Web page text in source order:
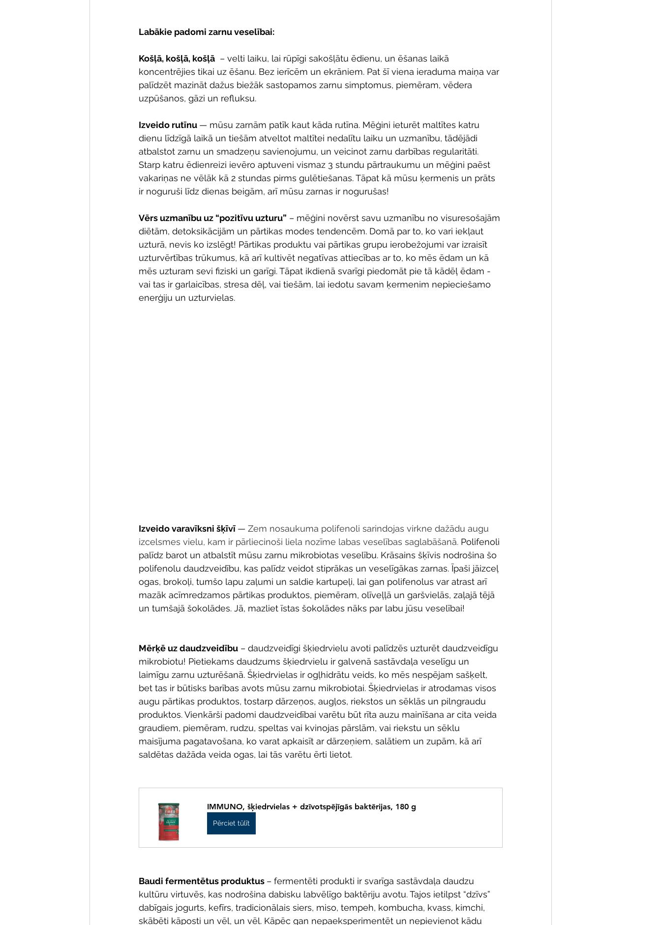
Labākie padomi zarnu veselībai:
Košļā, košļā, košļā – velti laiku, lai rūpīgi sakošļātu ēdienu, un ēšanas laikā
koncentrējies tikai uz ēšanu. Bez ierīcēm un ekrāniem. Pat šī viena ieraduma maiņa var
palīdzēt mazināt dažus biežāk sastopamos zarnu simptomus, piemēram, vēdera
uzpūšanos, gāzi un refluksu.
Izveido rutīnu — mūsu zarnām patīk kaut kāda rutīna. Mēģini ieturēt maltītes katru
dienu līdzīgā laikā un tiešām atveltot maltītei nedalītu laiku un uzmanību, tādējādi
atbalstot zarnu un smadzeņu savienojumu, un veicinot zarnu darbības regularitāti.
Starp katru ēdienreizi ievēro aptuveni vismaz 3 stundu pārtraukumu un mēģini paēst
vakariņas ne vēlāk kā 2 stundas pirms gulētiešanas. Tāpat kā mūsu ķermenis un prāts
ir noguruši līdz dienas beigām, arī mūsu zarnas ir nogurušas!
Vērs uzmanību uz “pozitīvu uzturu” – mēģini novērst savu uzmanību no visuresošajām
diētām, detoksikācijām un pārtikas modes tendencēm. Domā par to, ko vari iekļaut
uzturā, nevis ko izslēgt! Pārtikas produktu vai pārtikas grupu ierobežojumi var izraisīt
uzturvērtības trūkumus, kā arī kultivēt negatīvas attiecības ar to, ko mēs ēdam un kā
mēs uzturam sevi fiziski un garīgi. Tāpat ikdienā svarīgi piedomāt pie tā kādēļ ēdam -
vai tas ir garlaicības, stresa dēļ, vai tiešām, lai iedotu savam ķermenim nepieciešamo
enerģiju un uzturvielas.
Izveido varavīksni šķīvī — Zem nosaukuma polifenoli sarindojas virkne dažādu augu
izcelsmes vielu, kam ir pārliecinoši liela nozīme labas veselības saglabāšanā. Polifenoli
palīdz barot un atbalstīt mūsu zarnu mikrobiotas veselību. Krāsains šķīvis nodrošina šo
polifenolu daudzveidību, kas palīdz veidot stiprākas un veselīgākas zarnas. Īpaši jāizceļ
ogas, brokoļi, tumšo lapu zaļumi un saldie kartupeļi, lai gan polifenolus var atrast arī
mazāk acīmredzamos pārtikas produktos, piemēram, olīveļļā un garšvielās, zaļajā tējā
un tumšajā šokolādes. Jā, mazliet īstas šokolādes nāks par labu jūsu veselībai!
Mērķē uz daudzveidību – daudzveidīgi šķiedrvielu avoti palīdzēs uzturēt daudzveidīgu
mikrobiotu! Pietiekams daudzums šķiedrvielu ir galvenā sastāvdaļa veselīgu un
laimīgu zarnu uzturēšanā. Šķiedrvielas ir ogļhidrātu veids, ko mēs nespējam sašķelt,
bet tas ir būtisks barības avots mūsu zarnu mikrobiotai. Šķiedrvielas ir atrodamas visos
augu pārtikas produktos, tostarp dārzeņos, augļos, riekstos un sēklās un pilngraudu
produktos. Vienkārši padomi daudzveidībai varētu būt rīta auzu mainīšana ar cita veida
graudiem, piemēram, rudzu, speltas vai kvinojas pārslām, vai riekstu un sēklu
maisījuma pagatavošana, ko varat apkaisīt ar dārzeņiem, salātiem un zupām, kā arī
saldētas dažāda veida ogas, lai tās varētu ērti lietot.
IMMUNO, šķiedrvielas + dzīvotspējīgās baktērijas, 180 g
Pērciet tūlīt
Baudi fermentētus produktus – fermentēti produkti ir svarīga sastāvdaļa daudzu
kultūru virtuvēs, kas nodrošina dabisku labvēlīgo baktēriju avotu. Tajos ietilpst “dzīvs”
dabīgais jogurts, kefīrs, tradicionālais siers, miso, tempeh, kombucha, kvass, kimchi,
skābēti kāposti un vēl, un vēl. Kāpēc gan nepaeksperimentēt un nepievienot kādu